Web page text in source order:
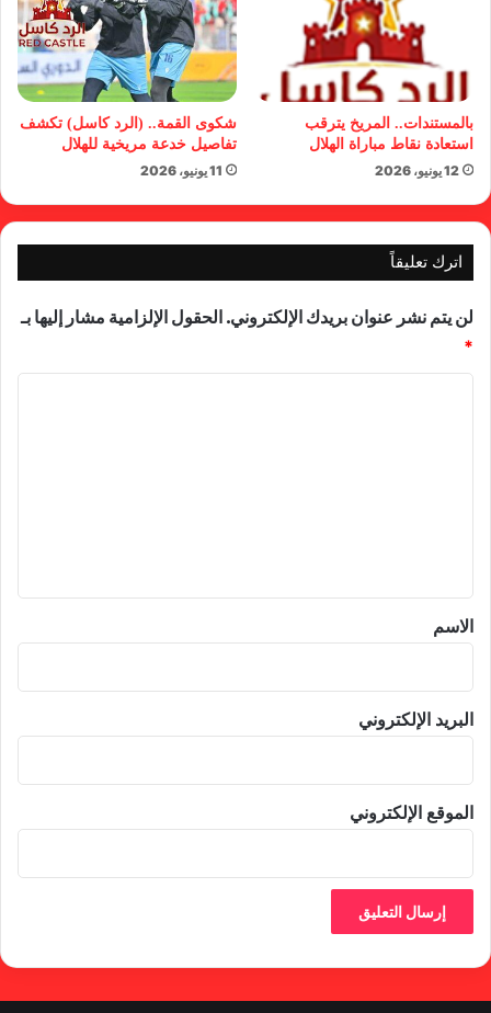
بالمستندات.. المريخ يترقب
استعادة نقاط مباراة الهلال
12 يونيو، 2026
شكوى القمة.. (الرد كاسل) تكشف
تفاصيل خدعة مريخية للهلال
11 يونيو، 2026
اترك تعليقاً
لن يتم نشر عنوان بريدك الإلكتروني. الحقول الإلزامية مشار إليها بـ
*
*
الاسم
البريد الإلكتروني
الموقع الإلكتروني